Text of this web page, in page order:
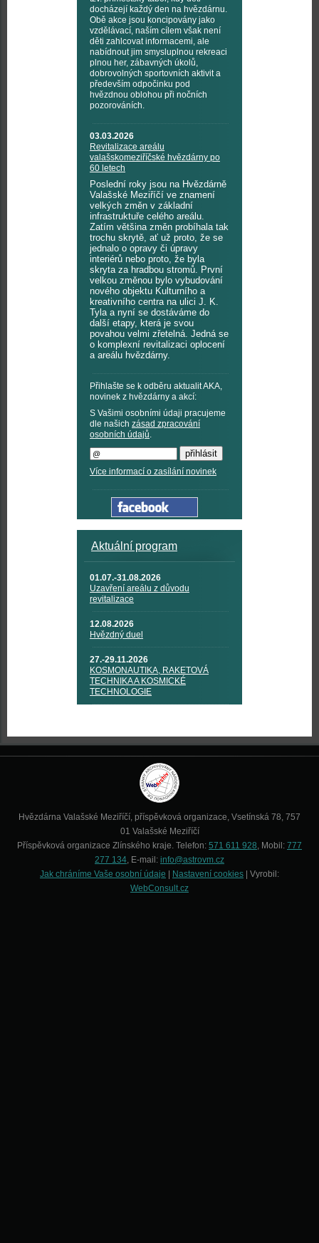
docházejí každý den na hvězdárnu.
Obě akce jsou koncipovány jako
vzdělávací, naším cílem však není
děti zahlcovat informacemi, ale
nabídnout jim smysluplnou rekreaci
plnou her, zábavných úkolů,
dobrovolných sportovních aktivit a
především odpočinku pod
hvězdnou oblohou při nočních
pozorováních.
03.03.2026
Revitalizace areálu
valašskomeziříčské hvězdárny po
60 letech
Poslední roky jsou na Hvězdárně
Valašské Meziříčí ve znamení
velkých změn v základní
infrastruktuře celého areálu.
Zatím většina změn probíhala tak
trochu skrytě, ať už proto, že se
jednalo o opravy či úpravy
interiérů nebo proto, že byla
skryta za hradbou stromů. První
velkou změnou bylo vybudování
nového objektu Kulturního a
kreativního centra na ulici J. K.
Tyla a nyní se dostáváme do
další etapy, která je svou
povahou velmi zřetelná. Jedná se
o komplexní revitalizaci oplocení
a areálu hvězdárny.
Přihlašte se k odběru aktualit AKA,
novinek z hvězdárny a akcí:
S Vašimi osobními údaji pracujeme
dle našich zásad zpracování
osobních údajů.
Více informací o zasílání novinek
Aktuální program
01.07.-31.08.2026
Uzavření areálu z důvodu
revitalizace
12.08.2026
Hvězdný duel
27.-29.11.2026
KOSMONAUTIKA, RAKETOVÁ
TECHNIKA A KOSMICKÉ
TECHNOLOGIE
Hvězdárna Valašské Meziříčí, příspěvková organizace, Vsetínská 78, 757
01 Valašské Meziříčí
Příspěvková organizace Zlínského kraje. Telefon: 571 611 928, Mobil: 777
277 134, E-mail: info@astrovm.cz
Jak chráníme Vaše osobní údaje
Nastavení cookies | Vyrobil:
WebConsult.cz